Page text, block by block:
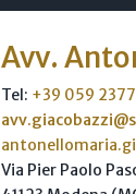
Avv.
Tel: +39 059
Via Pier Paolo